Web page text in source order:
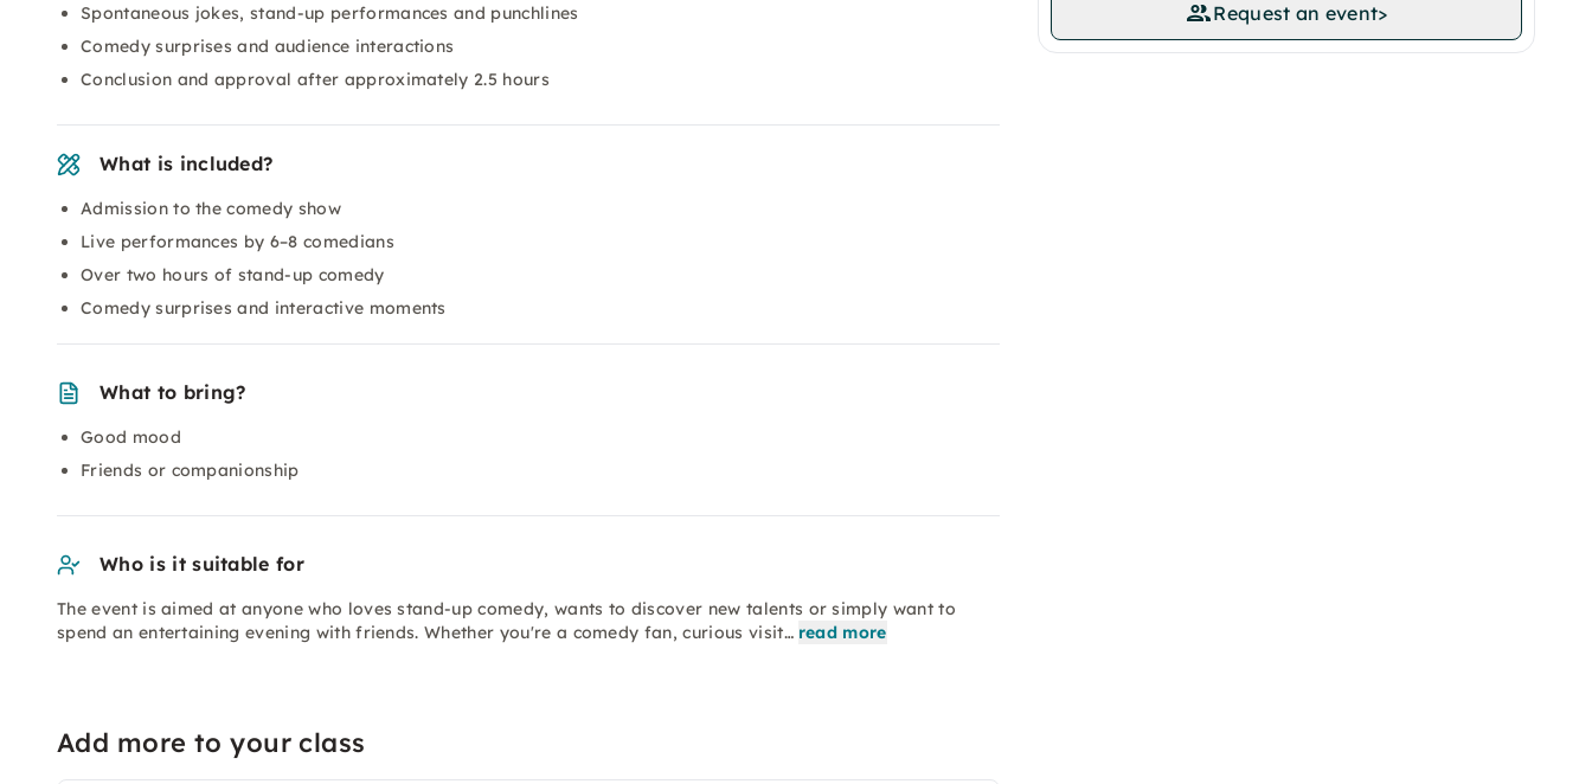
Request an event>
Spontaneous jokes, stand-up performances and punchlines
Comedy surprises and audience interactions
Conclusion and approval after approximately 2.5 hours
What is included?
Admission to the comedy show
Live performances by 6–8 comedians
Over two hours of stand-up comedy
Comedy surprises and interactive moments
What to bring?
Good mood
Friends or companionship
Who is it suitable for
The event is aimed at anyone who loves stand-up comedy, wants to discover new talents or simply want to
spend an entertaining evening with friends. Whether you're a comedy fan, curious visit… read more
Add more to your class